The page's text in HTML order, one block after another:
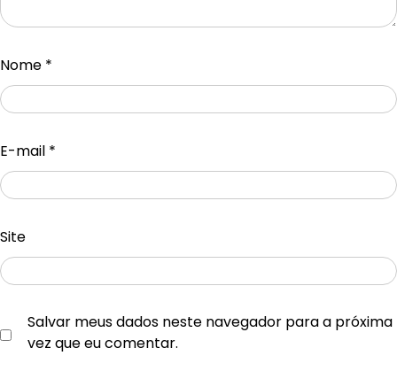
Nome *
E-mail *
Site
Salvar meus dados neste navegador para a próxima
vez que eu comentar.